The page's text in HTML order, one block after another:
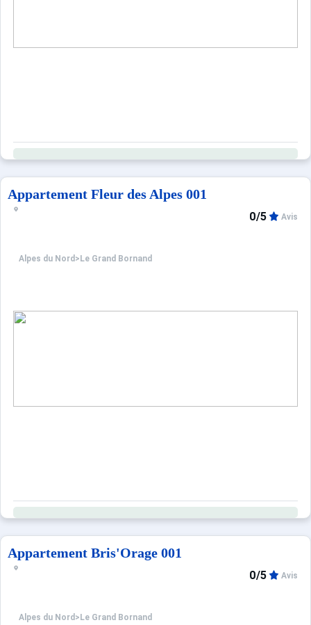
Appartement Fleur des Alpes 001
Alpes du Nord > Le Grand Bornand
0/5 Avis
Appartement Bris'Orage 001
Alpes du Nord > Le Grand Bornand
0/5 Avis